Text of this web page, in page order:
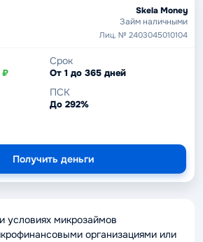
Skela Money
Займ наличными
Лиц. № 2403045010104
₽
Срок
От 1 до 365 дней
ПСК
До 292%
Получить деньги
условиях микрозаймов
организациями или